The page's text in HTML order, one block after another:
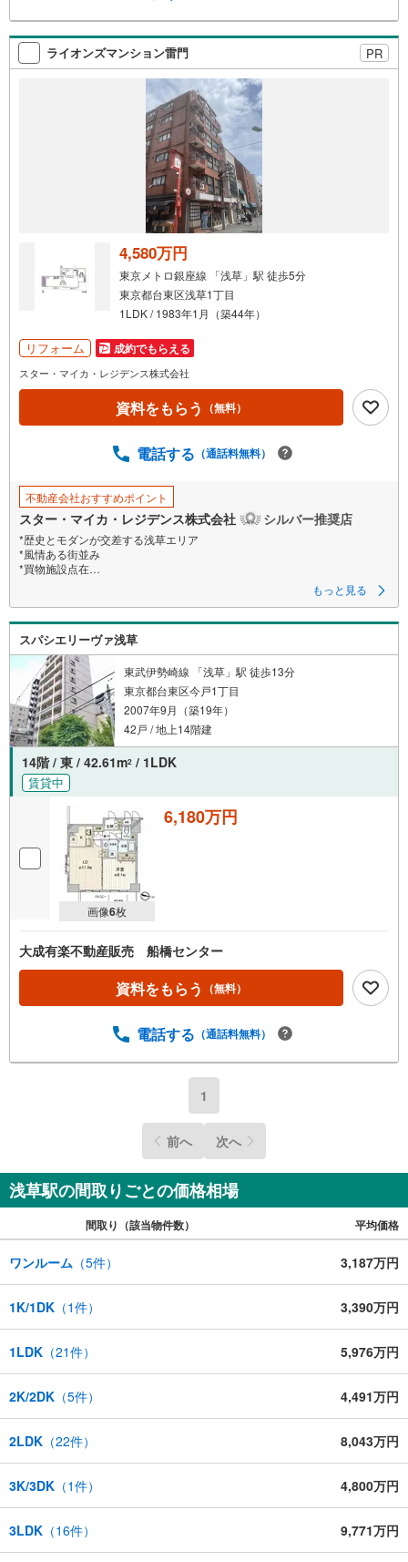
ライオンズマンション雷門 PR
4,580万円
東京メトロ銀座線 「浅草」駅 徒歩5分
東京都台東区浅草1丁目
1LDK / 1983年1月（築44年）
リフォーム 成約でもらえる
スター・マイカ・レジデンス株式会社
資料をもらう （無料）
電話する （通話料無料）
不動産会社おすすめポイント
スター・マイカ・レジデンス株式会社 シルバー推奨店
*歴史とモダンが交差する浅草エリア
*風情ある街並み
*買物施設点在
当日の見学も可能です。
人気物件には特に問い合わせが集中するため、お早めにお電話ください。
上記時間はお電話が繋がりやすくなっております。
「室内・現地を見学する」ボタンよりご予約いただくとご見学がスムーズ
です。
【弊社について】
スター・マイカ・レジデンスは、スター・マイカ・ホールディングス
（東証プライム上場）のグループ会社です。
【各種ご相談も承っております】
・引越し業者のご紹介や、入居後オプションサポート
・税金、住宅ローンについて
・FPによるライフプランシュミレーション
----Yahoo！ 不動産キャンペーン対象店舗----
当店で物件を成約するとPayPayボーナスがもらえる
「Yahoo！不動産物件ご成約キャンペーン」の対象になります。
※yahoo！JAPAN IDでログインしてください
※Pay Payボーナスは出金と譲渡はできません
もっと見る
スパシエリーヴァ浅草
東武伊勢崎線 「浅草」駅 徒歩13分
東京都台東区今戸1丁目
2007年9月（築19年）
42戸 / 地上14階建
14階 / 東 / 42.61m2 / 1LDK
賃貸中
画像6枚
6,180万円
大成有楽不動産販売 船橋センター
資料をもらう （無料）
電話する （通話料無料）
1
前へ 次へ
浅草駅の間取りごとの価格相場
間取り（該当物件数） 平均価格
ワンルーム （5件） 3,187万円
1K/1DK （1件） 3,390万円
1LDK （21件） 5,976万円
2K/2DK （5件） 4,491万円
2LDK （22件） 8,043万円
3K/3DK （1件） 4,800万円
3LDK （16件） 9,771万円